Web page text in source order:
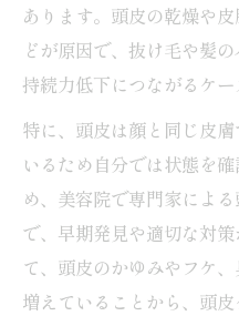
美容院の頭皮ク
頭皮クレンジン
美容院での頭皮
頭皮クレンジン
美容院頭皮ケア
美容院でできる
頭皮環境を整え
あります。頭皮の乾燥や
どが原因で、抜け毛や髪
持続力低下につながるケー
特に、頭皮は顔と同じ皮
いるため自分では状態を
め、美容院で専門家によ
で、早期発見や適切な対
て、頭皮のかゆみやフケ
増えていることから、頭